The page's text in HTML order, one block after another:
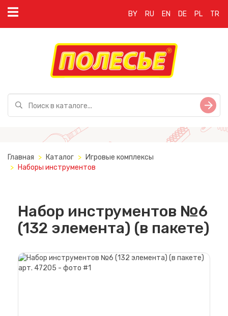
BY RU EN DE PL TR
Главная Каталог
Игровые комплексы
Наборы инструментов
Набор инструментов №6
(132 элемента) (в пакете)